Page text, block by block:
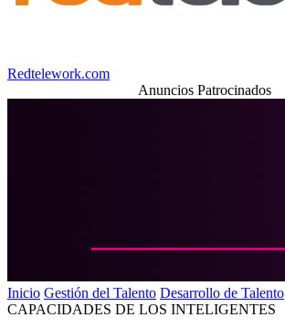
Redtelework.com
Anuncios Patrocinados
Inicio Gestión del Talento Desarrollo de Talento
CAPACIDADES DE LOS INTELIGENTES